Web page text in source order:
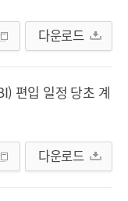
다운로드
편입 일정 당초 계
다운로드